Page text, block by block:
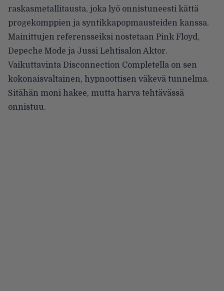
raskasmetallitausta, joka lyö onnistuneesti kättä
progekomppien ja syntikkapopmausteiden kanssa.
Mainittujen referensseiksi nostetaan Pink Floyd,
Depeche Mode ja Jussi Lehtisalon Aktor.
Vaikuttavinta Disconnection Completella on sen
kokonaisvaltainen, hypnoottisen väkevä tunnelma.
Sitähän moni hakee, mutta harva tehtävässä
onnistuu.